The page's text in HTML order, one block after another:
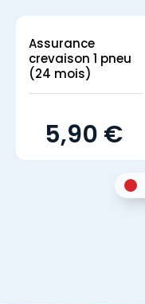
Assurance
crevaison 1 pneu
(24 mois)
5,90 €
Sur